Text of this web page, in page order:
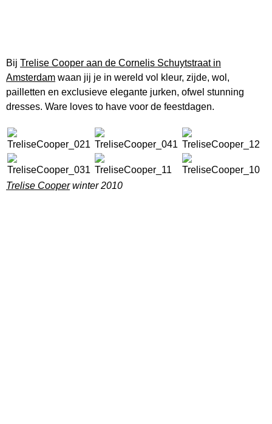
Bij Trelise Cooper aan de Cornelis Schuytstraat in
Amsterdam waan jij je in wereld vol kleur, zijde, wol,
pailletten en exclusieve elegante jurken, ofwel stunning
dresses. Ware loves to have voor de feestdagen.
Trelise Cooperwinter 2010